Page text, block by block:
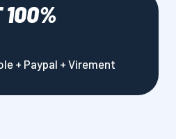
100%
+ Paypal + Virement